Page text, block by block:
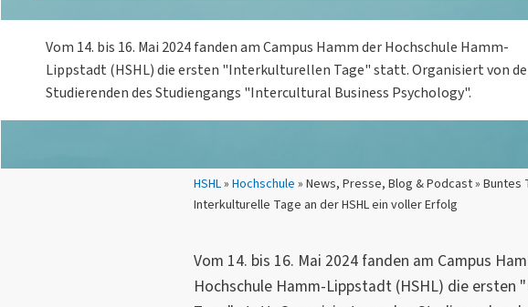
Sie sind hier:
HSHL» Hochschule » News, Presse, Blog & Podcast » Buntes
Interkulturelle Tage an der HSHL ein voller Erfolg
Vom 14. bis 16. Mai 2024 fanden am Campus Hamm der Hochschule Hamm-
Lippstadt (HSHL) die ersten "Interkulturellen Tage" statt. Organisiert von
Studierenden des Studiengangs "Intercultural Business Psychology".
Vom 14. bis 16. Mai 2024 fanden am Campus
Hochschule Hamm-Lippstadt (HSHL) die ersten